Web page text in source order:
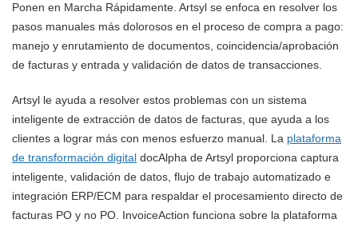
Ponen en Marcha Rápidamente. Artsyl se enfoca en resolver los
pasos manuales más dolorosos en el proceso de compra a pago:
manejo y enrutamiento de documentos, coincidencia/aprobación
de facturas y entrada y validación de datos de transacciones.
Artsyl le ayuda a resolver estos problemas con un sistema
inteligente de extracción de datos de facturas, que ayuda a los
clientes a lograr más con menos esfuerzo manual. La plataforma
de transformación digital docAlpha de Artsyl proporciona captura
inteligente, validación de datos, flujo de trabajo automatizado e
integración ERP/ECM para respaldar el procesamiento directo de
facturas PO y no PO. InvoiceAction funciona sobre la plataforma